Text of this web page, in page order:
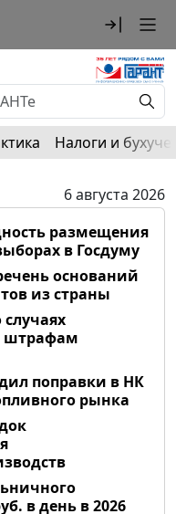
Налоги и
6 августа 2026
размещения
в Госдуму
оснований
из страны
штрафам
поправки в НК
рынка
в день в 2026